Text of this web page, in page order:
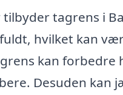
tagrens i
hvilket kan
kan forbedre
Desuden kan